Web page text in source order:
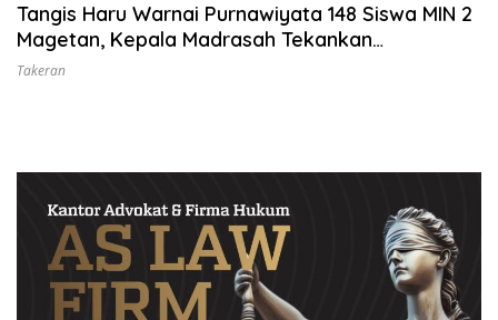
Tangis Haru Warnai Purnawiyata 148 Siswa MIN 2
Magetan, Kepala Madrasah Tekankan
Pentingnya Adab
Takeran